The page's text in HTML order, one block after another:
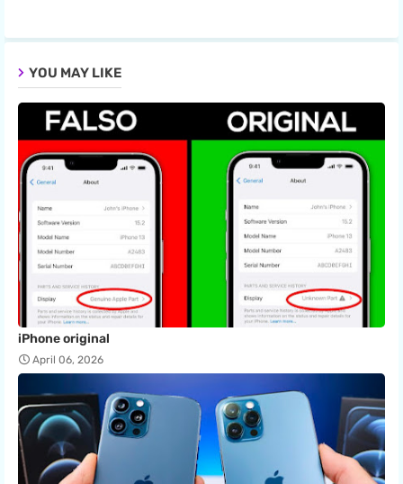
YOU MAY LIKE
iPhone original
April 06, 2026